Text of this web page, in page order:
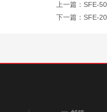
上一篇： SFE-
下一篇： SFE-